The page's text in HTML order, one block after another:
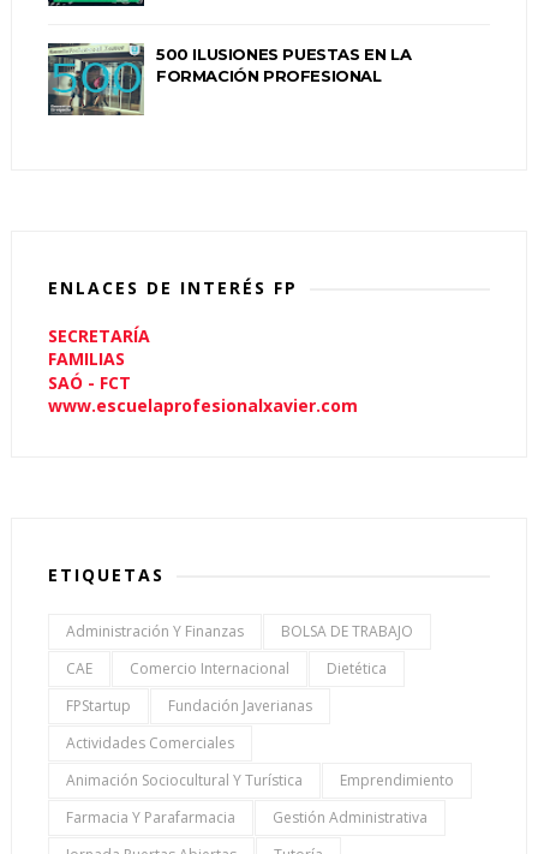
500 ILUSIONES PUESTAS EN LA
FORMACIÓN PROFESIONAL
ENLACES DE INTERÉS FP
SECRETARÍA
FAMILIAS
SAÓ - FCT
www.escuelaprofesionalxavier.com
ETIQUETAS
Administración Y Finanzas
BOLSA DE TRABAJO
CAE
Comercio Internacional
Dietética
FPStartup
Fundación Javerianas
Actividades Comerciales
Animación Sociocultural Y Turística
Emprendimiento
Farmacia Y Parafarmacia
Gestión Administrativa